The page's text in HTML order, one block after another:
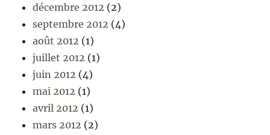
décembre 2012 (2)
septembre 2012 (4)
août 2012 (1)
juillet 2012 (1)
juin 2012 (4)
mai 2012 (1)
avril 2012 (1)
mars 2012 (2)